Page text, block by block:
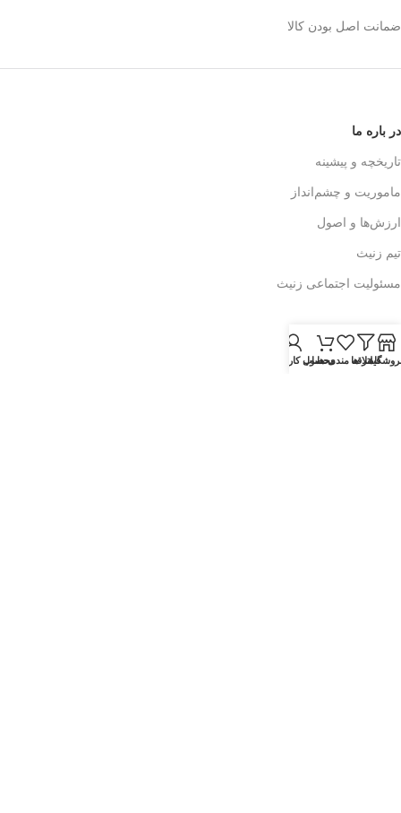
ضمانت اصل بودن کالا
در باره ما
تاریخچه و پیشینه
ماموریت و چشم‌انداز
ارزش‌ها و اصول
تیم زنیث
مسئولیت اجتماعی زنیث
تماس با ما
اطلاعات تماس
فیلتر ها
علاقه مندی ها
محصول
حساب کاربری من